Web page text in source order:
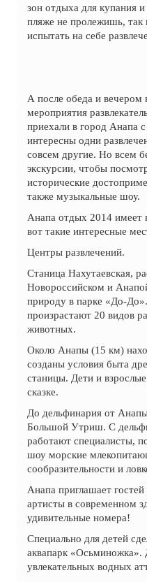
зон отдыха для купания
пляже не пролежишь, так
испытать на себе
А после обеда и
мероприятия
приехали в город Анапа
интересны одни
совсем другие. Но всем
экскурсии, чтобы
исторические
также музыкальные шоу.
Анапа отдых 2014 имеет
вот такие интересные
Центры развлечений.
Станица Нахутаевская,
Новороссийском и
природу в парке «До-
произрастают 20 видов
животных.
Около Анапы (15 км)
созданы условия быта
станицы. Дети и
сказке.
До дельфинария от
Большой Утриш. С
работают специалисты,
шоу морские
сообразительности и
Анапа приглашает
артисты в современном
удивительные номера!
Специально для детей
аквапарк «Осьминожка».
увлекательных водных